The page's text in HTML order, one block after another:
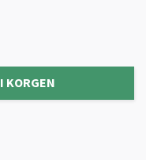
KORGEN